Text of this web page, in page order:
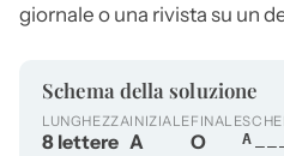
giornale o una rivista su un
Schema della soluzione
LUNGHEZZA
8 lettere
INIZIALE
A
FINALE
O